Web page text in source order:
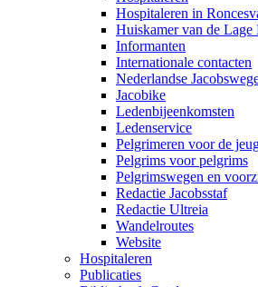
Hospitaleren in
Huiskamer van de Lage
Informanten
Internationale contacten
Nederlandse
Jacobike
Ledenbijeenkomsten
Ledenservice
Pelgrimeren voor de
Pelgrims voor pelgrims
Pelgrimswegen en
Redactie Jacobsstaf
Redactie Ultreia
Wandelroutes
Website
Hospitaleren
Publicaties